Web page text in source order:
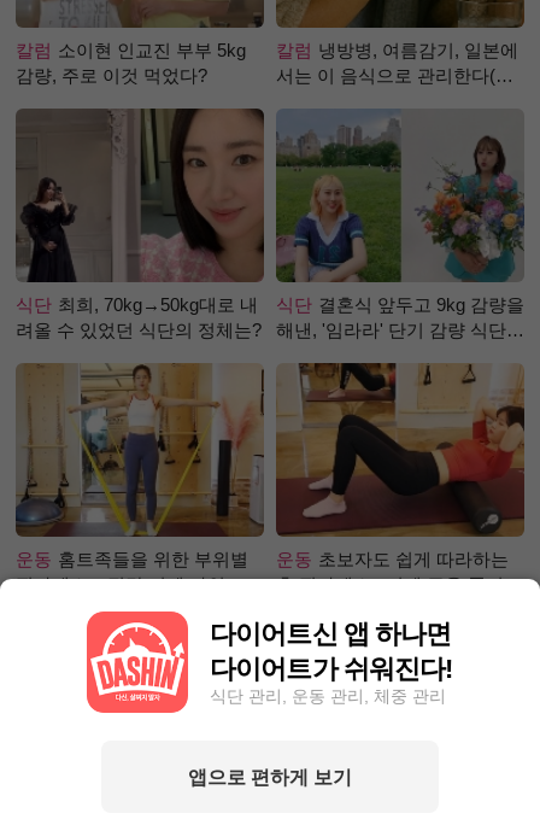
칼럼 소이현 인교진 부부 5kg
감량, 주로 이것 먹었다?
칼럼 냉방병, 여름감기, 일본에
서는 이 음식으로 관리한다(생
식단 최희, 70kg→50kg대로 내
려올 수 있었던 식단의 정체는?
식단 결혼식 앞두고 9kg 감량을
해낸, '임라라' 단기 감량 식단
운동 홈트족들을 위한 부위별
필라테스 – 직각 어깨 라인 만
운동 초보자도 쉽게 따라하는
홈 필라테스 –어깨 근육 풀어주
다이어트신 앱 하나면
다이어트가 쉬워진다!
식단 관리, 운동 관리, 체중 관리
앱으로 편하게 보기